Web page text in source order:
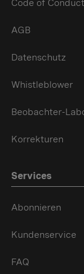
Code of Conduct
AGB
Datenschutz
Whistleblower
Beobachter-
Korrekturen
Services
Abonnieren
Kundenservice
FAQ